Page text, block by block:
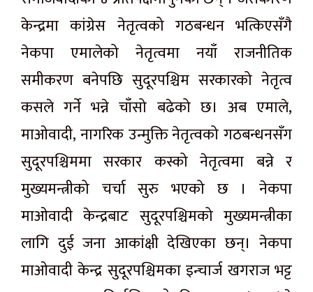
केन्द्रमा कांग्रेस नेतृत्वको गठबन्धन भत्किएसँगै
नेकपा एमालेको नेतृत्वमा नयाँ राजनीतिक
समीकरण बनेपछि सुदूरपश्चिम सरकारको नेतृत्व
कसले गर्ने भन्ने चाँसो बढेको छ। अब एमाले,
माओवादी, नागरिक उन्मुक्ति नेतृत्वको गठबन्धनसँग
सुदूरपश्चिममा सरकार कस्को नेतृत्वमा बन्ने र
मुख्यमन्त्रीको चर्चा सुरु भएको छ । नेकपा
माओवादी केन्द्रबाट सुदूरपश्चिमको मुख्यमन्त्रीका
लागि दुई जना आकांक्षी देखिएका छन्। नेकपा
माओवादी केन्द्र सुदूरपश्चिमका इन्चार्ज खगराज भट्ट